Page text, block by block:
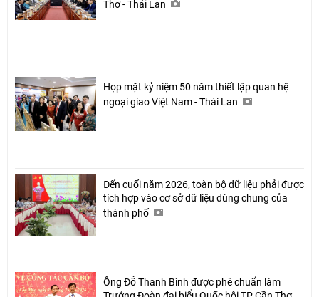
Thơ - Thái Lan
Họp mặt kỷ niệm 50 năm thiết lập quan hệ
ngoại giao Việt Nam - Thái Lan
Đến cuối năm 2026, toàn bộ dữ liệu phải được
tích hợp vào cơ sở dữ liệu dùng chung của
thành phố
Ông Đỗ Thanh Bình được phê chuẩn làm